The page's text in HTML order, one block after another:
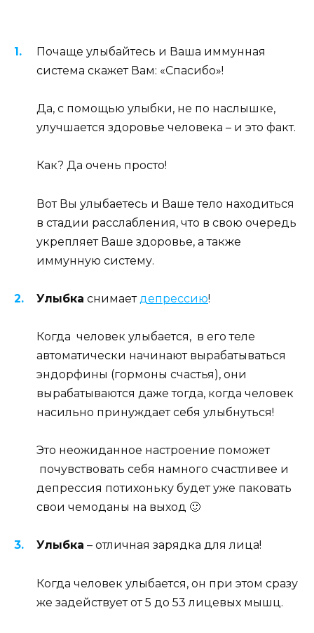
Почаще улыбайтесь и Ваша иммунная
система скажет Вам: «Спасибо»!
Да, с помощью улыбки, не по наслышке,
улучшается здоровье человека – и это факт.
Как? Да очень просто!
Вот Вы улыбаетесь и Ваше тело находиться
в стадии расслабления, что в свою очередь
укрепляет Ваше здоровье, а также
иммунную систему.
Улыбка снимаетдепрессию!
Когда человек улыбается, в его теле
автоматически начинают вырабатываться
эндорфины (гормоны счастья), они
вырабатываются даже тогда, когда человек
насильно принуждает себя улыбнуться!
Это неожиданное настроение поможет
почувствовать себя намного счастливее и
депрессия потихоньку будет уже паковать
свои чемоданы на выход 🙂
Улыбка – отличная зарядка для лица!
Когда человек улыбается, он при этом сразу
же задействует от 5 до 53 лицевых мышц.